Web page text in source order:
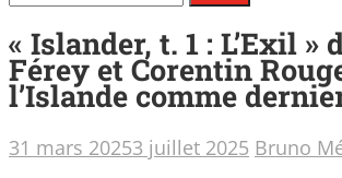
« Islander, t. 1 : L’Exil »
Férey et Corentin
l’Islande comme
31 mars 20253 juillet 2025 Bruno